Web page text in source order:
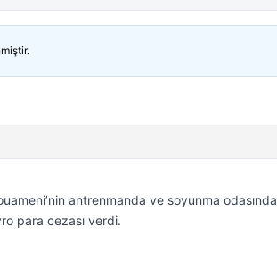
antrenmanda ve soyunma odasında
para cezası verdi.